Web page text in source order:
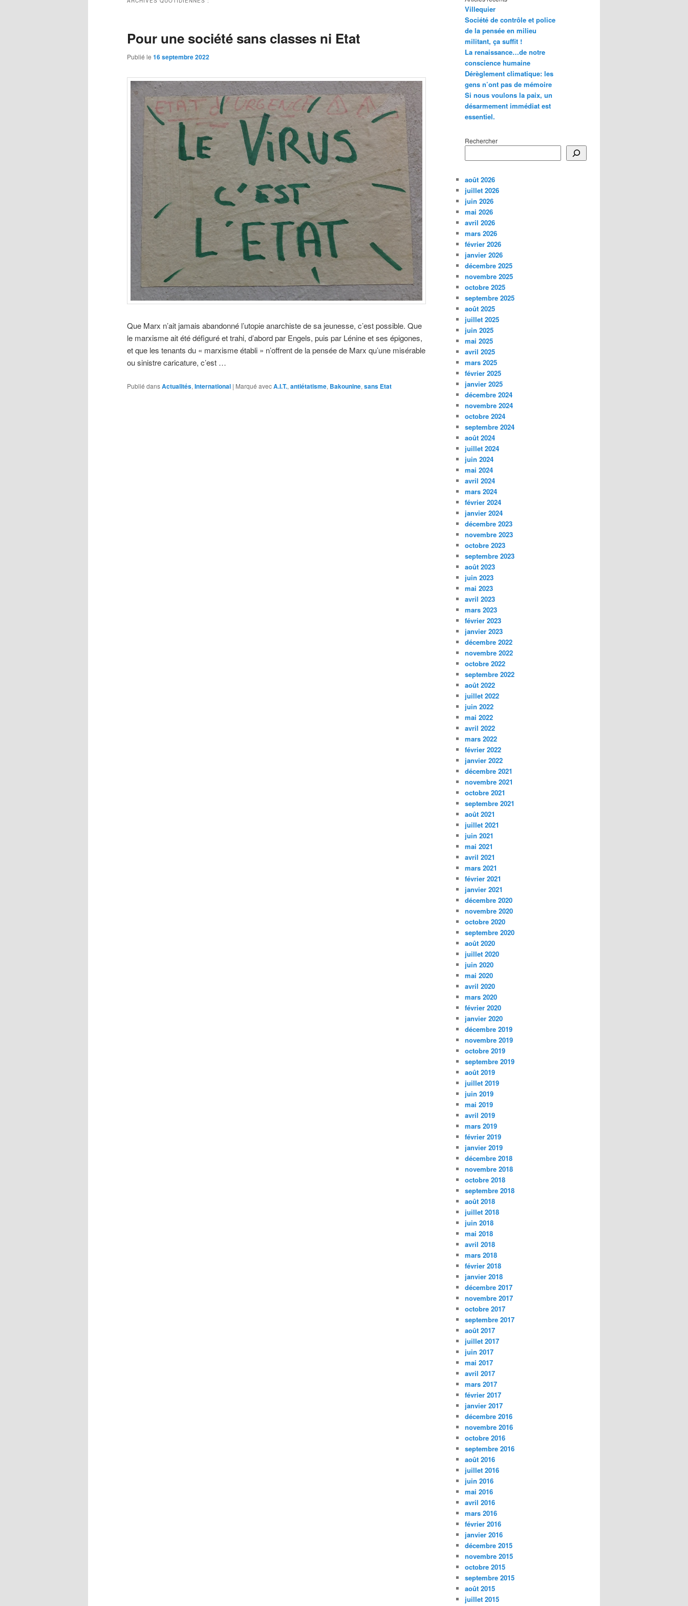
Pour une société sans classes ni Etat
Publié le 16 septembre 2022
Que Marx n’ait jamais abandonné l’utopie anarchiste de sa jeunesse, c’est possible. Que
le marxisme ait été défiguré et trahi, d’abord par Engels, puis par Lénine et ses épigones,
et que les tenants du « marxisme établi » n’offrent de la pensée de Marx qu’une misérable
ou sinistre caricature, c’est …
Publié dansActualités, International | Marqué avecA.I.T., antiétatisme, Bakounine, sans Etat
Villequier
Société de contrôle et police
de la pensée en milieu
militant, ça suffit !
La renaissance…de notre
conscience humaine
Dérèglement climatique: les
gens n’ont pas de mémoire
Si nous voulons la paix, un
désarmement immédiat est
essentiel.
Rechercher
août 2026
juillet 2026
juin 2026
mai 2026
avril 2026
mars 2026
février 2026
janvier 2026
décembre 2025
novembre 2025
octobre 2025
septembre 2025
août 2025
juillet 2025
juin 2025
mai 2025
avril 2025
mars 2025
février 2025
janvier 2025
décembre 2024
novembre 2024
octobre 2024
septembre 2024
août 2024
juillet 2024
juin 2024
mai 2024
avril 2024
mars 2024
février 2024
janvier 2024
décembre 2023
novembre 2023
octobre 2023
septembre 2023
août 2023
juin 2023
mai 2023
avril 2023
mars 2023
février 2023
janvier 2023
décembre 2022
novembre 2022
octobre 2022
septembre 2022
août 2022
juillet 2022
juin 2022
mai 2022
avril 2022
mars 2022
février 2022
janvier 2022
décembre 2021
novembre 2021
octobre 2021
septembre 2021
août 2021
juillet 2021
juin 2021
mai 2021
avril 2021
mars 2021
février 2021
janvier 2021
décembre 2020
novembre 2020
octobre 2020
septembre 2020
août 2020
juillet 2020
juin 2020
mai 2020
avril 2020
mars 2020
février 2020
janvier 2020
décembre 2019
novembre 2019
octobre 2019
septembre 2019
août 2019
juillet 2019
juin 2019
mai 2019
avril 2019
mars 2019
février 2019
janvier 2019
décembre 2018
novembre 2018
octobre 2018
septembre 2018
août 2018
juillet 2018
juin 2018
mai 2018
avril 2018
mars 2018
février 2018
janvier 2018
décembre 2017
novembre 2017
octobre 2017
septembre 2017
août 2017
juillet 2017
juin 2017
mai 2017
avril 2017
mars 2017
février 2017
janvier 2017
décembre 2016
novembre 2016
octobre 2016
septembre 2016
août 2016
juillet 2016
juin 2016
mai 2016
avril 2016
mars 2016
février 2016
janvier 2016
décembre 2015
novembre 2015
octobre 2015
septembre 2015
août 2015
juillet 2015